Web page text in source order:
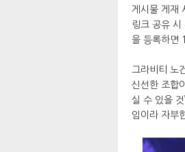
게시물 게재
링크 공유
을 등록하면
그라비티 노
신선한 조합
실 수 있을
임이라 자부